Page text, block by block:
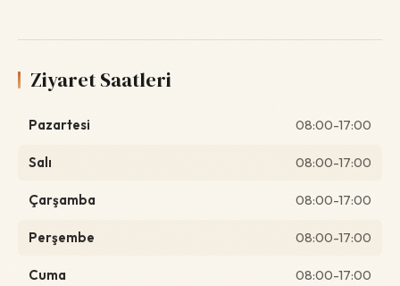
Ziyaret Saatleri
Pazartesi 08:00-17:00
Salı 08:00-17:00
Çarşamba 08:00-17:00
Perşembe 08:00-17:00
Cuma 08:00-17:00